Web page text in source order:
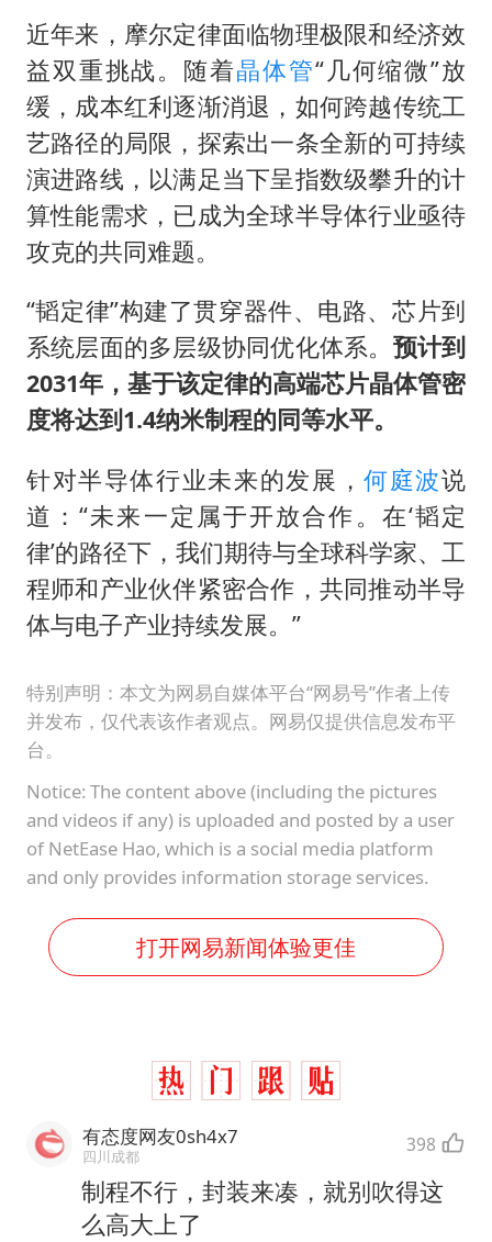
近年来，摩尔定律面临物理极限和经济效
益双重挑战。随着晶体管“几何缩微”放
缓，成本红利逐渐消退，如何跨越传统工
艺路径的局限，探索出一条全新的可持续
演进路线，以满足当下呈指数级攀升的计
算性能需求，已成为全球半导体行业亟待
攻克的共同难题。
“韬定律”构建了贯穿器件、电路、芯片到
系统层面的多层级协同优化体系。 预计到
2031年，基于该定律的高端芯片晶体管密
度将达到1.4纳米制程的同等水平。
针对半导体行业未来的发展，何庭波说
道：“未来一定属于开放合作。在‘韬定
律’的路径下，我们期待与全球科学家、工
程师和产业伙伴紧密合作，共同推动半导
体与电子产业持续发展。”
特别声明：本文为网易自媒体平台“网易号”作者上传
并发布，仅代表该作者观点。网易仅提供信息发布平
台。
Notice: The content above (including the pictures
and videos if any) is uploaded and posted by a user
of NetEase Hao, which is a social media platform
and only provides information storage services.
打开网易新闻体验更佳
有态度网友0sh4x7
四川成都 398
制程不行，封装来凑，就别吹得这
么高大上了